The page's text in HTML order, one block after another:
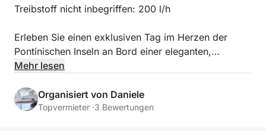
Treibstoff nicht inbegriffen: 200 l/h
Erleben Sie einen exklusiven Tag im Herzen der
Pontinischen Inseln an Bord einer eleganten,
leistungsstarken Yacht – perfekt, um die Wunder von
Badino aus segeln Sie durch kristallklares Wasser,
vorbei an spektakulären Klippen und versteckten
Mehr lesen
Organisiert von Daniele
Topvermieter ·3 Bewertungen